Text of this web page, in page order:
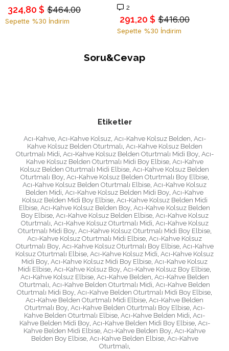
$464.00
324,80 $
Sepette %30 İndirim
2
$416.00
291,20 $
Sepette %30 İndirim
Soru&Cevap
Etiketler
Acı-Kahve, Acı-Kahve Kolsuz, Acı-Kahve Kolsuz Belden, Acı-
Kahve Kolsuz Belden Oturtmalı, Acı-Kahve Kolsuz Belden
Oturtmalı Midi, Acı-Kahve Kolsuz Belden Oturtmalı Midi Boy, Acı-
Kahve Kolsuz Belden Oturtmalı Midi Boy Elbise, Acı-Kahve
Kolsuz Belden Oturtmalı Midi Elbise, Acı-Kahve Kolsuz Belden
Oturtmalı Boy, Acı-Kahve Kolsuz Belden Oturtmalı Boy Elbise,
Acı-Kahve Kolsuz Belden Oturtmalı Elbise, Acı-Kahve Kolsuz
Belden Midi, Acı-Kahve Kolsuz Belden Midi Boy, Acı-Kahve
Kolsuz Belden Midi Boy Elbise, Acı-Kahve Kolsuz Belden Midi
Elbise, Acı-Kahve Kolsuz Belden Boy, Acı-Kahve Kolsuz Belden
Boy Elbise, Acı-Kahve Kolsuz Belden Elbise, Acı-Kahve Kolsuz
Oturtmalı, Acı-Kahve Kolsuz Oturtmalı Midi, Acı-Kahve Kolsuz
Oturtmalı Midi Boy, Acı-Kahve Kolsuz Oturtmalı Midi Boy Elbise,
Acı-Kahve Kolsuz Oturtmalı Midi Elbise, Acı-Kahve Kolsuz
Oturtmalı Boy, Acı-Kahve Kolsuz Oturtmalı Boy Elbise, Acı-Kahve
Kolsuz Oturtmalı Elbise, Acı-Kahve Kolsuz Midi, Acı-Kahve Kolsuz
Midi Boy, Acı-Kahve Kolsuz Midi Boy Elbise, Acı-Kahve Kolsuz
Midi Elbise, Acı-Kahve Kolsuz Boy, Acı-Kahve Kolsuz Boy Elbise,
Acı-Kahve Kolsuz Elbise, Acı-Kahve Belden, Acı-Kahve Belden
Oturtmalı, Acı-Kahve Belden Oturtmalı Midi, Acı-Kahve Belden
Oturtmalı Midi Boy, Acı-Kahve Belden Oturtmalı Midi Boy Elbise,
Acı-Kahve Belden Oturtmalı Midi Elbise, Acı-Kahve Belden
Oturtmalı Boy, Acı-Kahve Belden Oturtmalı Boy Elbise, Acı-
Kahve Belden Oturtmalı Elbise, Acı-Kahve Belden Midi, Acı-
Kahve Belden Midi Boy, Acı-Kahve Belden Midi Boy Elbise, Acı-
Kahve Belden Midi Elbise, Acı-Kahve Belden Boy, Acı-Kahve
Belden Boy Elbise, Acı-Kahve Belden Elbise, Acı-Kahve
Oturtmalı,